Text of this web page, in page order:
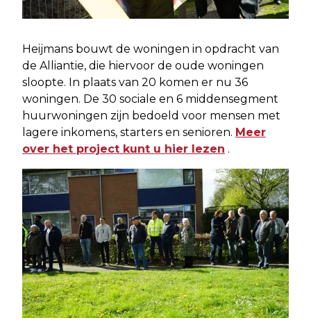
Heijmans bouwt de woningen in opdracht van
de Alliantie, die hiervoor de oude woningen
sloopte. In plaats van 20 komen er nu 36
woningen. De 30 sociale en 6 middensegment
huurwoningen zijn bedoeld voor mensen met
lagere inkomens, starters en senioren. Meer
over het project kunt u hier lezen .